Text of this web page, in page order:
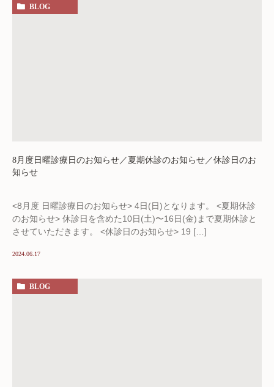
BLOG
8月度日曜診療日のお知らせ／夏期休診のお知らせ／休診日のお
知らせ
<8月度 日曜診療日のお知らせ> 4日(日)となります。 <夏期休診
のお知らせ> 休診日を含めた10日(土)〜16日(金)まで夏期休診と
させていただきます。 <休診日のお知らせ> 19 […]
2024.06.17
BLOG